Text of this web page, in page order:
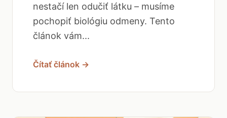
nestačí len odučiť látku – musíme
pochopiť biológiu odmeny. Tento
článok vám...
Čítať článok →